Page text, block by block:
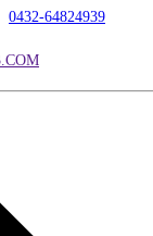
0432-64824939